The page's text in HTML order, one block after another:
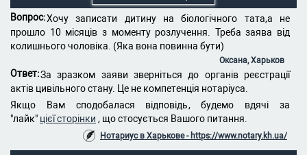
Вопрос:Хочу записати дитину на біологічного тата,а не
прошло 10 місяців з моменту розлучення. Треба заява від
колишнього чоловіка. (Яка вона повинна бути)
Оксана, Харьков
Ответ:За зразком заяви зверніться до органів реєстрації
актів цивільного стану. Це не компетенція нотаріуса.
Якщо Вам сподобалася відповідь, будемо вдячі за
"лайк" цієї сторінки , що стосується Вашого питання.
Нотариус в Харькове - https://www.notary.kh.ua/